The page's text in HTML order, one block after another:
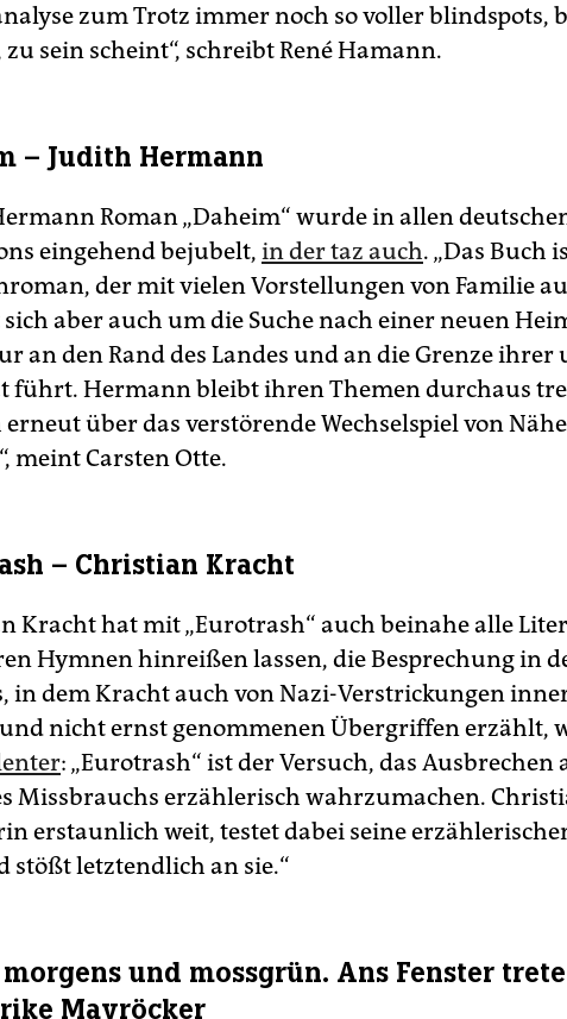
zum Trotz immer noch so voller blindspots,
zu sein scheint“, schreibt René Hamann.
– Judith Hermann
Roman „Daheim“ wurde in allen
eingehend bejubelt, in der taz auch. „Das Buch
der mit vielen Vorstellungen von Familie
aber auch um die Suche nach einer neuen
an den Rand des Landes und an die Grenze ihrer
führt. Hermann bleibt ihren Themen durchaus
erneut über das verstörende Wechselspiel von
meint Carsten Otte.
– Christian Kracht
Kracht hat mit „Eurotrash“ auch beinahe alle
Hymnen hinreißen lassen, die Besprechung in
in dem Kracht auch von Nazi-Verstrickungen
nicht ernst genommenen Übergriffen erzählt,
: „Euro­trash“ ist der Versuch, das Ausbrechen
Missbrauchs erzählerisch wahrzumachen.
erstaunlich weit, testet dabei seine
stößt letztendlich an sie.“
und mossgrün. Ans Fenster
Mayröcker